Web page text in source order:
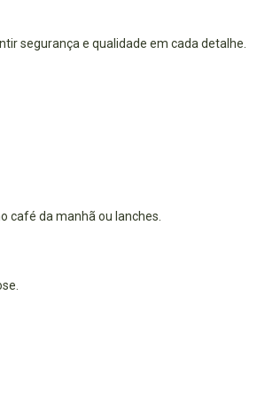
segurança e qualidade em cada detalhe.
café da manhã ou lanches.